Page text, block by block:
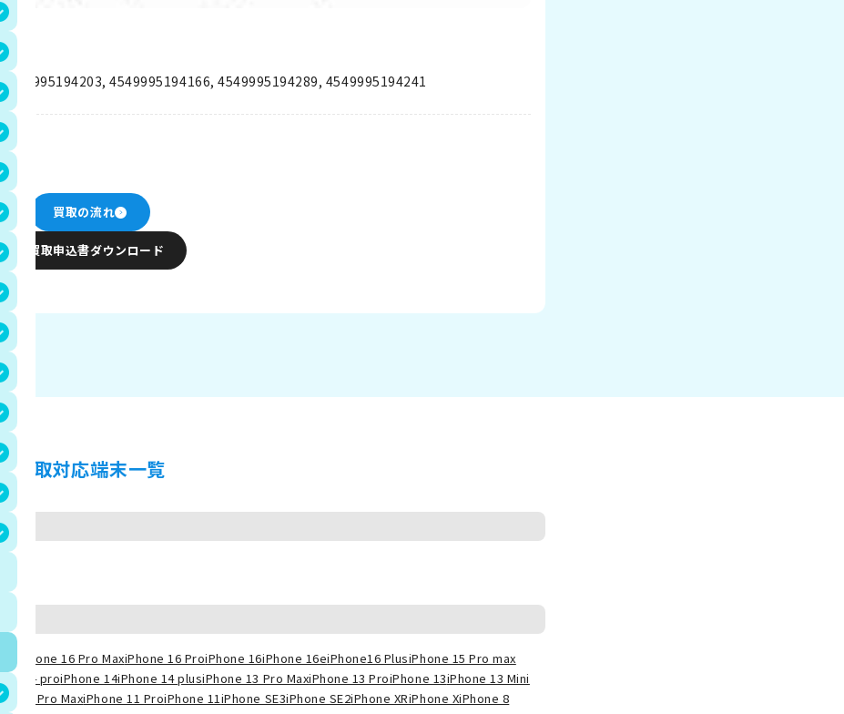
4549995194203,4549995194166,4549995194289, 4549995194241
買取の流れ
買取申込書ダウンロード
買取対応端末一覧
iPhone 16 Pro MaxiPhone 16 ProiPhone 16iPhone 16eiPhone16 PlusiPhone 15 Pro max
14 proiPhone 14iPhone 14 plusiPhone 13 Pro MaxiPhone 13 ProiPhone 13iPhone 13 Mini
11 Pro MaxiPhone 11 ProiPhone 11iPhone SE3iPhone SE2iPhone XRiPhone XiPhone 8